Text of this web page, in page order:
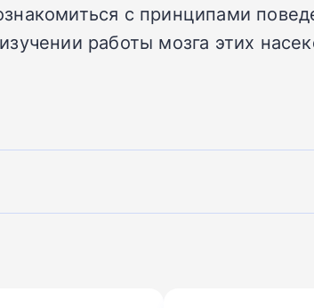
с принципами
работы мозга этих